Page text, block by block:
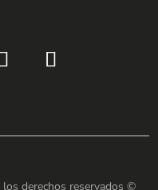
derechos reservados ©